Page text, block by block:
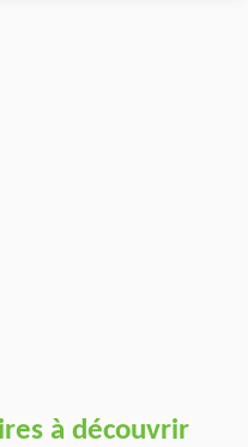
à découvrir